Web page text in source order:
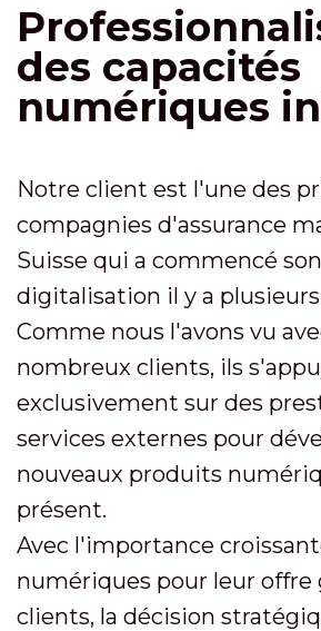
des capacités
numériques
Notre client est l'une des
compagnies d'assurance
Suisse qui a commencé
digitalisation il y a plusieurs
Comme nous l'avons vu
nombreux clients, ils
exclusivement sur des
services externes pour
nouveaux produits
présent.
Avec l'importance
numériques pour leur offre
clients, la décision